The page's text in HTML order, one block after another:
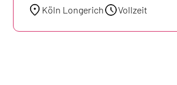
Köln Longerich Vollzeit